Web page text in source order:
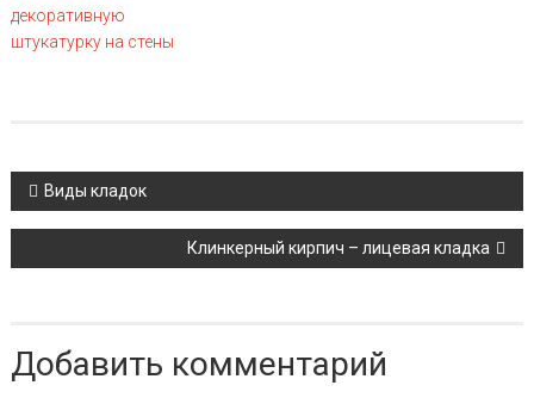
декоративную
штукатурку на стены
Навигация по записям
Виды кладок
Клинкерный кирпич – лицевая кладка
Добавить комментарий